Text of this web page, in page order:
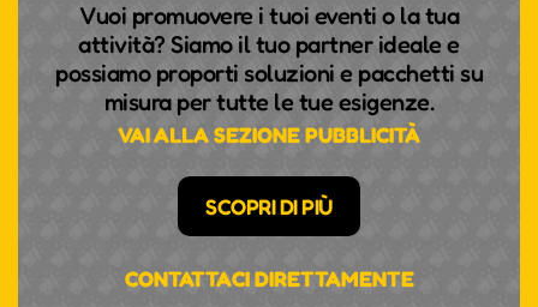
Vuoi promuovere i tuoi eventi o la tua
attività? Siamo il tuo partner ideale e
possiamo proporti soluzioni e pacchetti su
misura per tutte le tue esigenze.
VAI ALLA SEZIONE PUBBLICITÀ
SCOPRI DI PIÙ
CONTATTACI DIRETTAMENTE